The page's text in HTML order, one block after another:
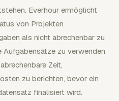
Everhour ermöglicht
von Projekten
als nicht abrechenbar zu
Aufgabensätze zu verwenden
Zeit,
zu berichten, bevor ein
finalisiert wird.